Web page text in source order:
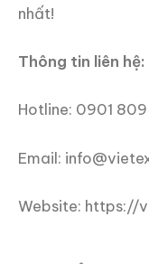
nhất!
Thông tin liên hệ:
Hotline: 0901
Email:
Website: https://